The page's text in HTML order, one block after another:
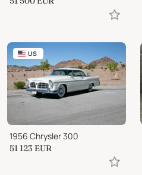
US
1956 Chrysler 300
51 123 EUR